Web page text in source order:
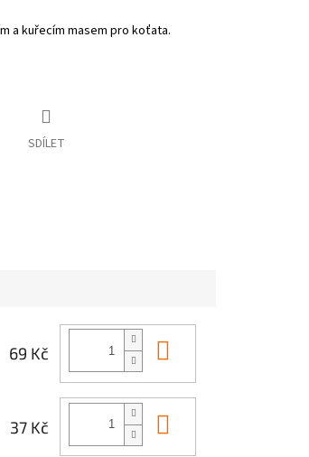
a kuřecím masem pro koťata.
SDÍLET
69 Kč
37 Kč